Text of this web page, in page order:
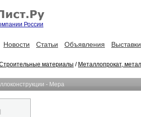
России
Новости Статьи Объявления Выставки
материалы / Металлопрокат,
- Мера